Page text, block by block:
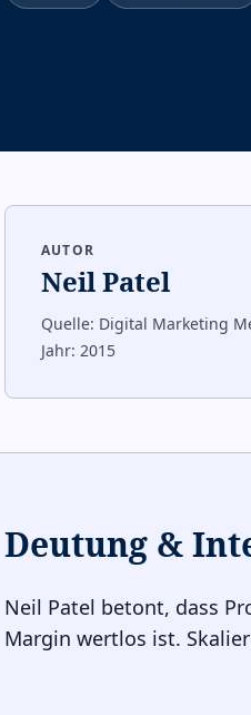
AUTOR
Neil Patel
Quelle: Digital Marketing
Jahr: 2015
Deutung &
Neil Patel betont, dass
Margin wertlos ist.